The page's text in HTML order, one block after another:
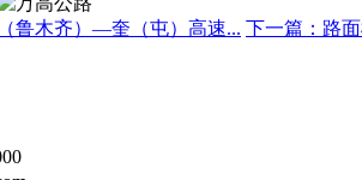
鲁木齐）—奎（屯）高速... 下一篇：路